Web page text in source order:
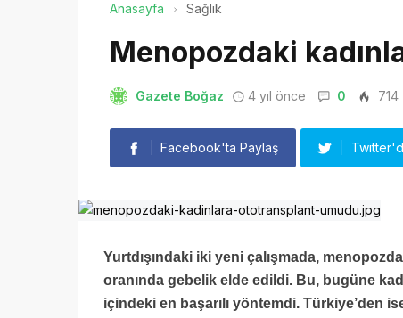
Anasayfa Sağlık
Menopozdaki
Gazete Boğaz 4 yıl önce 0 714
Facebook'ta Paylaş
Yurtdışındaki iki yeni çalışmada,
oranında gebelik elde edildi. Bu, bugüne
içindeki en başarılı yöntemdi. Türkiye’den